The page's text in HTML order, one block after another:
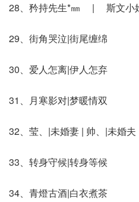
28、矜持先生*㎜ | 斯文小
29、街角哭泣|街尾缠绵
30、爱人怎离|伊人怎弃
31、月寒影对|梦暖情双
32、莹、|未婚妻 | 帅、|未婚夫
33、转身守候|转身等候
34、青燈古酒|白衣煮茶